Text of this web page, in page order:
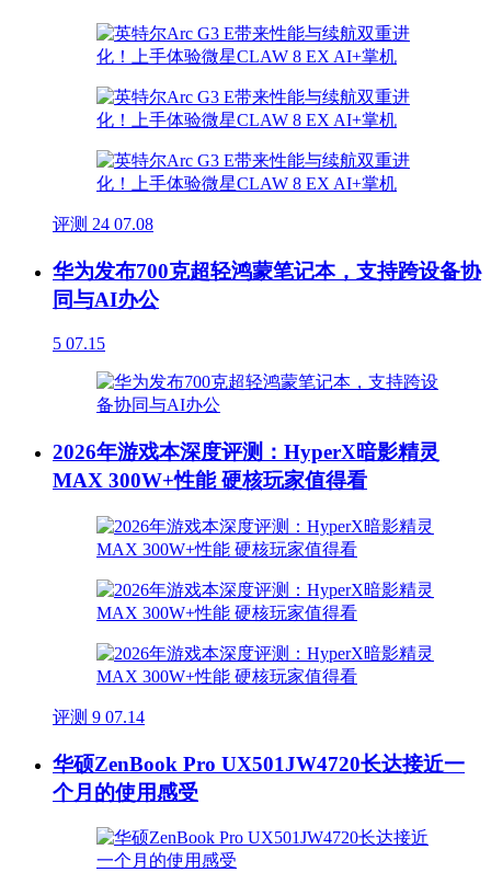
评测 24 07.08
华为发布700克超轻鸿蒙笔记本，支持跨设备协
同与AI办公
5 07.15
2026年游戏本深度评测：HyperX暗影精灵
MAX 300W+性能 硬核玩家值得看
评测 9 07.14
华硕ZenBook Pro UX501JW4720长达接近一
个月的使用感受